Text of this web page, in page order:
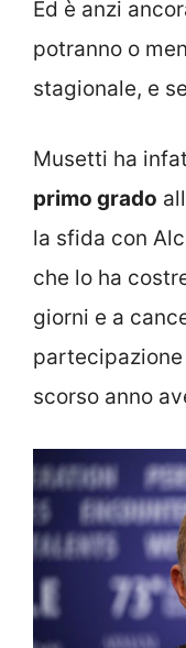
Ed è anzi
potranno o
stagionale, e
Musetti ha
primo grado
la sfida con
che lo ha
giorni e a
partecipazione
scorso anno